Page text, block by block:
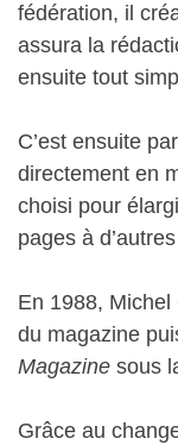
fédération, il
assura la
ensuite tout
C’est ensuite
directement en
choisi pour
pages à
En 1988,
du magazine
Magazine sous
Grâce au